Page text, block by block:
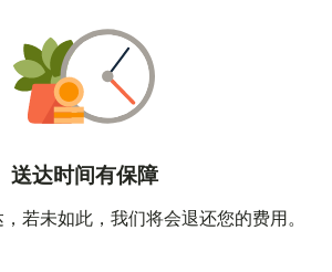
送达时间有保障
若未如此，我们将会退还您的费用。